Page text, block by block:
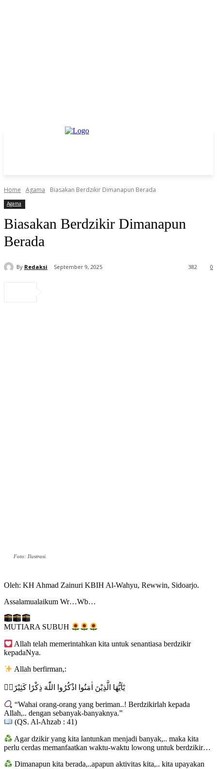
Home Agama Biasakan Berdzikir Dimanapun Berada
Agama
Biasakan Berdzikir Dimanapun
Berada
By Redaksi September 9, 2025 0
382
Foto: Ilustrasi.
Oleh: KH Ahmad Zainuri KBIH Al-Wahyu, Rewwin, Sidoarjo.
Assalamualaikum Wr…Wb…
MUTIARA SUBUH
Allah telah memerintahkan kita untuk senantiasa berdzikir
kepadaNya.
Allah berfirman,:
يٰٓاَيُّهَا الَّذِيْنَ اٰمَنُوا اذْكُرُوا اللّٰهَ ذِكْرًا كَثِيْرًاۙ
“Wahai orang-orang yang beriman..! Berdzikirlah kepada
Allah,.. dengan sebanyak-banyaknya.”
(QS. Al-Ahzab : 41)
Agar dzikir yang kita lantunkan menjadi banyak,.. maka kita
perlu cerdas memanfaatkan waktu-waktu lowong untuk berdzikir…
Dimanapun kita berada,..apapun aktivitas kita,.. kita upayakan